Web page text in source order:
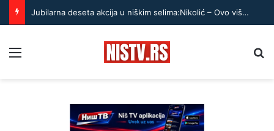
Jubilarna deseta akcija u niškim selima:Nikolić – Ovo više nisu samo kardiološki pregledi